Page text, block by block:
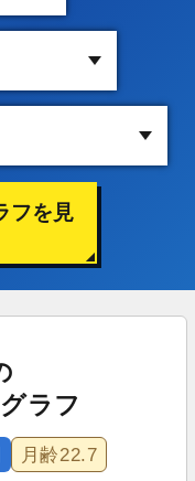
フを見
ラフ
月齢22.7